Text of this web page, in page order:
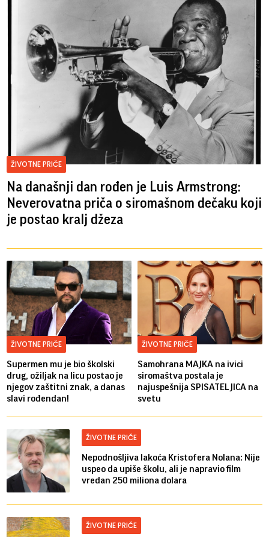
ŽIVOTNE PRIČE
Na današnji dan rođen je Luis Armstrong:
Neverovatna priča o siromašnom dečaku koji
je postao kralj džeza
ŽIVOTNE PRIČE
Supermen mu je bio školski
drug, ožiljak na licu postao je
njegov zaštitni znak, a danas
slavi rođendan!
ŽIVOTNE PRIČE
Samohrana MAJKA na ivici
siromaštva postala je
najuspešnija SPISATELJICA na
svetu
ŽIVOTNE PRIČE
Nepodnošljiva lakoća Kristofera Nolana: Nije
uspeo da upiše školu, ali je napravio film
vredan 250 miliona dolara
ŽIVOTNE PRIČE